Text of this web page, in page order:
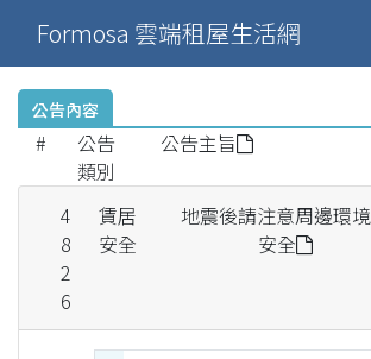
Formosa 雲端租屋生活網
公告內容
#
公告
類別
公告主旨
4
8
2
6
賃居
安全
地震後請注意周邊環
安全